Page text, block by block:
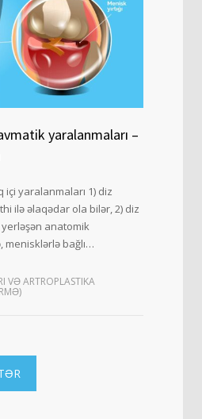
yaralanmaları –
içi yaralanmaları 1) diz
ilə əlaqədar ola bilər, 2) diz
yerləşən anatomik
menisklərlə bağlı…
VƏ ARTROPLASTIKA